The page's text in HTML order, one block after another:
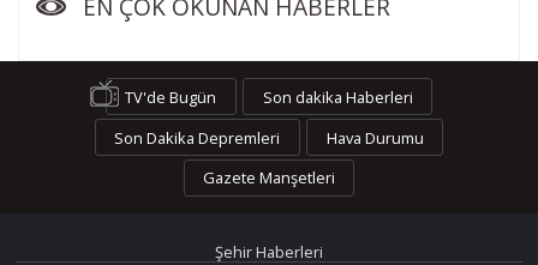
TV'de Bugün
Son dakika Haberleri
Son Dakika Depremleri
Hava Durumu
Gazete Manşetleri
Şehir Haberleri